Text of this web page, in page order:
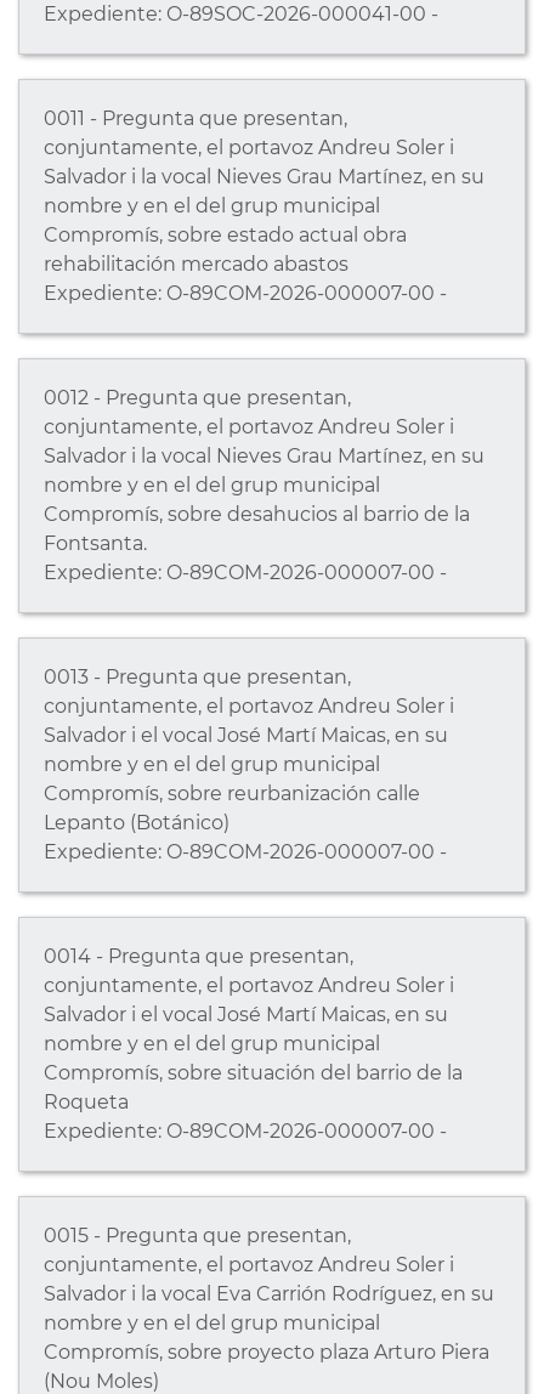
Expediente: O-89SOC-2026-000041-00 -
0011 - Pregunta que presentan,
conjuntamente, el portavoz Andreu Soler i
Salvador i la vocal Nieves Grau Martínez, en su
nombre y en el del grup municipal
Compromís, sobre estado actual obra
rehabilitación mercado abastos
Expediente: O-89COM-2026-000007-00 -
0012 - Pregunta que presentan,
conjuntamente, el portavoz Andreu Soler i
Salvador i la vocal Nieves Grau Martínez, en su
nombre y en el del grup municipal
Compromís, sobre desahucios al barrio de la
Fontsanta.
Expediente: O-89COM-2026-000007-00 -
0013 - Pregunta que presentan,
conjuntamente, el portavoz Andreu Soler i
Salvador i el vocal José Martí Maicas, en su
nombre y en el del grup municipal
Compromís, sobre reurbanización calle
Lepanto (Botánico)
Expediente: O-89COM-2026-000007-00 -
0014 - Pregunta que presentan,
conjuntamente, el portavoz Andreu Soler i
Salvador i el vocal José Martí Maicas, en su
nombre y en el del grup municipal
Compromís, sobre situación del barrio de la
Roqueta
Expediente: O-89COM-2026-000007-00 -
0015 - Pregunta que presentan,
conjuntamente, el portavoz Andreu Soler i
Salvador i la vocal Eva Carrión Rodríguez, en su
nombre y en el del grup municipal
Compromís, sobre proyecto plaza Arturo Piera
(Nou Moles)